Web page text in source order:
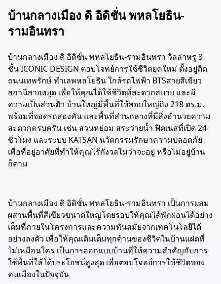
บ้านกลางเมือง ดิ อิดิชั่น พหลโยธิน-
รามอินทรา
บ้านกลางเมือง ดิ อิดิชั่น พหลโยธิน-รามอินทรา วิลล่าหรู 3
ชั้น ICONIC DESIGN ตอบโจทย์การใช้ชีวิตยุคใหม่ ตั้งอยู่ติด
ถนนเทพรักษ์ ทำเลพหลโยธิน ใกล้รถไฟฟ้า BTSสายสีเขียว
สถานีสายหยุด เพื่อให้คุณได้ใช้ชีวิตที่สะดวกสบาย และมี
ความเป็นส่วนตัว บ้านใหญ่มีพื้นที่ใช้สอยใหญ่ถึง 218 ตร.ม.
พร้อมที่จอดรถสองคัน และพื้นที่ส่วนกลางที่มีสิ่งอำนวยความ
สะดวกครบครัน เช่น สวนหย่อม สระว่ายน้ำ ฟิตเนสที่เปิด 24
ชั่วโมง และระบบ KATSAN นวัตกรรมรักษาความปลอดภัย
เพื่อที่อยู่อาศัยที่ทำให้คุณไร้กังวลไม่ว่าจะอยู่ หรือไม่อยู่บ้าน
ก็ตาม
บ้านกลางเมือง ดิ อิดิชั่น พหลโยธิน-รามอินทรา เป็นการผสม
ผสานพื้นที่สีเขียวขนาดใหญ่โดยรอบให้คุณได้พักผ่อนได้อย่าง
เต็มที่ภายในโครงการและความทันสมัยจากเทคโนโลยีได้
อย่างลงตัว เพื่อให้คุณเติมเต็มทุกด้านของชีวิตในบ้านแฝดที่
ไม่เหมือนใคร เป็นการออกแบบบ้านที่ให้ความสำคัญกับการ
ใช้พื้นที่ให้ได้ประโยชน์สูงสุด เพื่อตอบโจทย์การใช้ชีวิตของ
คนเมืองในปัจจุบัน